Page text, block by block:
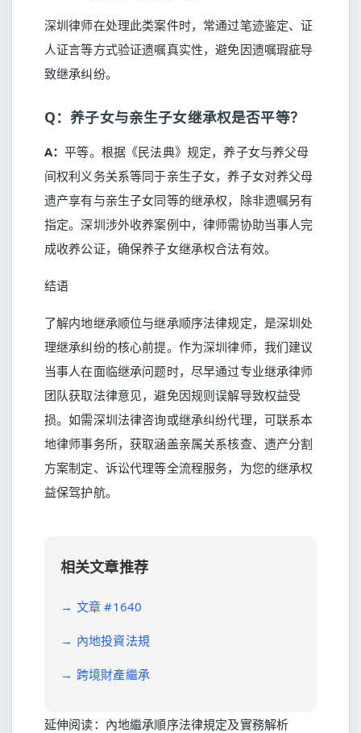
深圳律师在处理此类案件时，常通过笔迹鉴定、证
人证言等方式验证遗嘱真实性，避免因遗嘱瑕疵导
致继承纠纷。
Q：养子女与亲生子女继承权是否平等？
A：平等。根据《民法典》规定，养子女与养父母
间权利义务关系等同于亲生子女，养子女对养父母
遗产享有与亲生子女同等的继承权，除非遗嘱另有
指定。深圳涉外收养案例中，律师需协助当事人完
成收养公证，确保养子女继承权合法有效。
结语
了解内地继承顺位与继承顺序法律规定，是深圳处
理继承纠纷的核心前提。作为深圳律师，我们建议
当事人在面临继承问题时，尽早通过专业继承律师
团队获取法律意见，避免因规则误解导致权益受
损。如需深圳法律咨询或继承纠纷代理，可联系本
地律师事务所，获取涵盖亲属关系核查、遗产分割
方案制定、诉讼代理等全流程服务，为您的继承权
益保驾护航。
相关文章推荐
→ 文章 #1640
→ 內地投資法規
→ 跨境財產繼承
延伸阅读： 內地繼承順序法律規定及實務解析